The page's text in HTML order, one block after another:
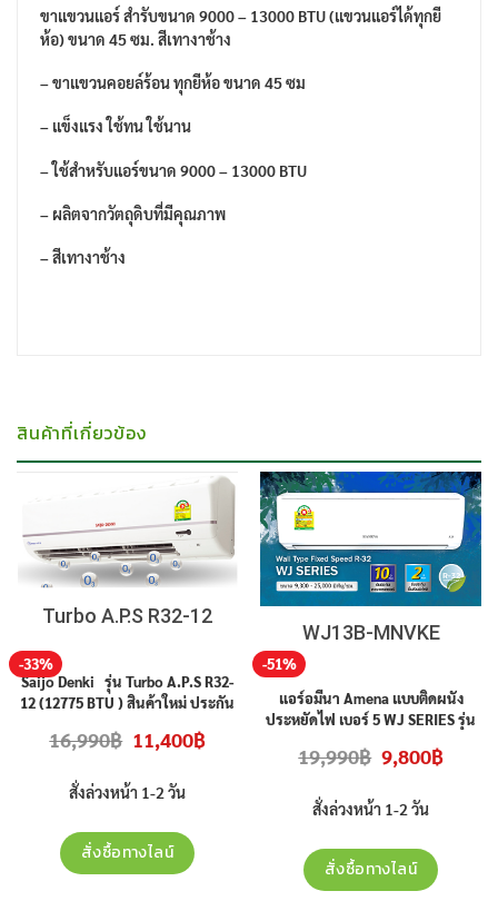
ขาแขวนแอร์ สำรับขนาด 9000 – 13000 BTU (แขวนแอร์ได้ทุกยี
ห้อ) ขนาด 45 ซม. สีเทางาช้าง
– ขาแขวนคอยล์ร้อน ทุกยีห้อ ขนาด 45 ซม
– แข็งแรง ใช้ทน ใช้นาน
– ใช้สำหรับแอร์ขนาด 9000 – 13000 BTU
– ผลิตจากวัตถุดิบที่มีคุณภาพ
– สีเทางาช้าง
สินค้าที่เกี่ยวข้อง
-33%
Turbo A.P.S R32-12
Saijo Denki รุ่น Turbo A.P.S R32-
12 (12775 BTU ) สินค้าใหม่ ประกัน
อะไหล่ 2 ปี ราคาไม่รวมติดตั้ง
16,990฿ Original
price
16,990฿.
11,400฿Current
price
สั่งล่วงหน้า 1-2 วัน
สั่งซื้อทางไลน์
-51%
WJ13B-MNVKE
แอร์อมีนา Amena แบบติดผนัง
ประหยัดไฟ เบอร์ 5 WJ SERIES รุ่น
สินค้าใหม่ ประกันศูนย์ ราคาไม่รวม
19,990฿ Original
price
19,990฿.
9,800฿Current
price
สั่งล่วงหน้า 1-2 วัน
สั่งซื้อทางไลน์